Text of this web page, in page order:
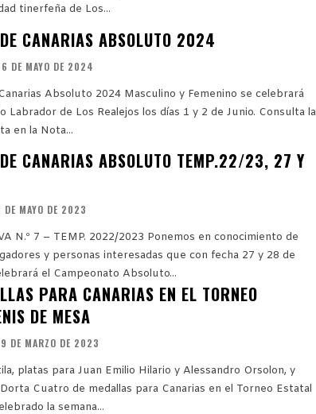
tinerfeña de Los...
CANARIAS ABSOLUTO 2024
DE MAYO DE 2024
Absoluto 2024 Masculino y Femenino se celebrará
de Los Realejos los días 1 y 2 de Junio. Consulta la
en la Nota...
CANARIAS ABSOLUTO TEMP.22/23, 27 Y
DE MAYO DE 2023
2022/2023 Ponemos en conocimiento de
y personas interesadas que con fecha 27 y 28 de
el Campeonato Absoluto...
PARA CANARIAS EN EL TORNEO
DE MESA
DE MARZO DE 2023
platas para Juan Emilio Hilario y Alessandro Orsolon, y
Torneo Estatal
la semana...